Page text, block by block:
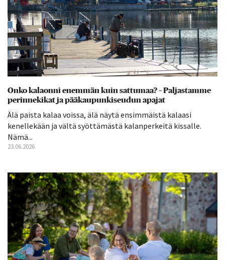
Onko kalaonni enemmän kuin sattumaa? – Paljastamme
perinnekikat ja pääkaupunkiseudun apajat
Älä paista kalaa voissa, älä näytä ensimmäistä kalaasi
kenellekään ja vältä syöttämästä kalanperkeitä kissalle.
Nämä...
23.06.2026